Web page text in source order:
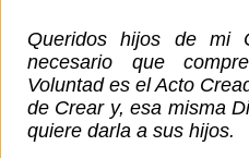
Queridos hijos de mi
necesario que
Voluntad es el Acto
de Crear y, esa misma
quiere darla a sus hijos.